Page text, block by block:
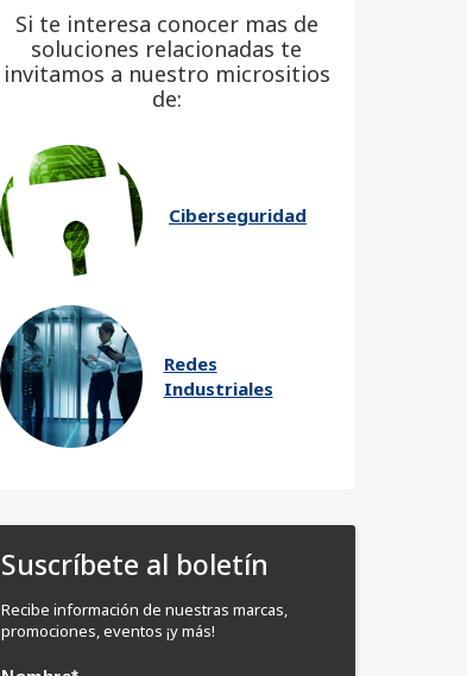
Si te interesa conocer mas de
soluciones relacionadas te
invitamos a nuestro micrositios
de:
Ciberseguridad
Redes
Industriales
Suscríbete al boletín
Recibe información de nuestras marcas,
promociones, eventos ¡y más!